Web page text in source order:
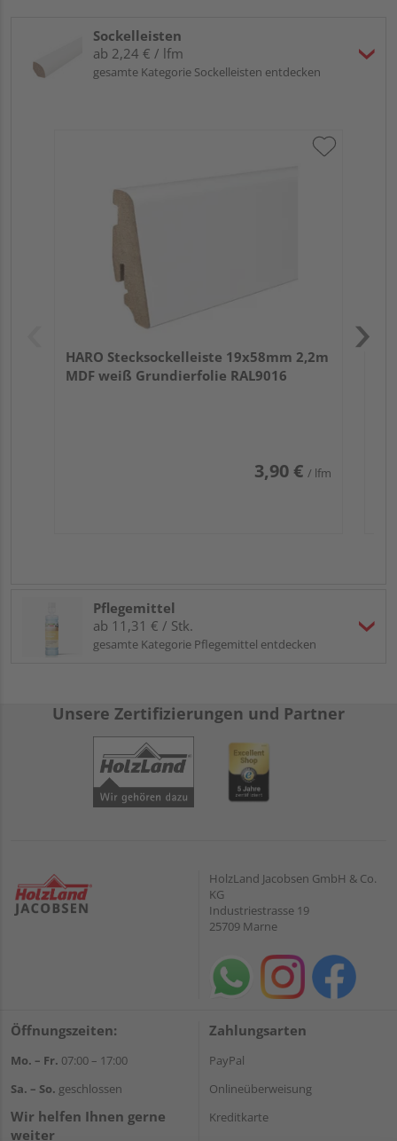
Sockelleisten
ab 2,24 € / lfm
gesamte Kategorie Sockelleisten entdecken
HARO Stecksockelleiste 19x58mm 2,2m
MDF weiß Grundierfolie RAL9016
3,90 € / lfm
Pflegemittel
ab 11,31 € / Stk.
gesamte Kategorie Pflegemittel entdecken
Unsere Zertifizierungen und Partner
HolzLand Jacobsen GmbH & Co.
KG
Industriestrasse 19
25709 Marne
Öffnungszeiten:
Mo. – Fr. 07:00 – 17:00
Sa. – So. geschlossen
Wir helfen Ihnen gerne
weiter
Zahlungsarten
PayPal
Onlineüberweisung
Kreditkarte